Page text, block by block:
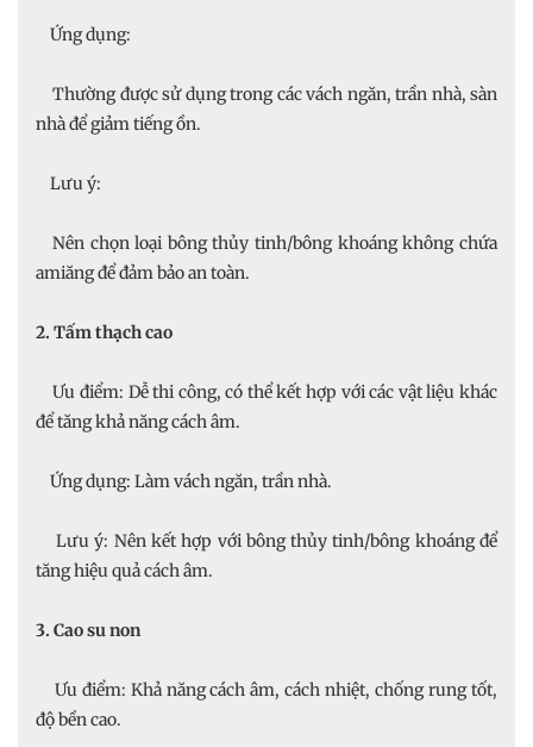
Ứng dụng:
Thường được sử dụng trong các vách ngăn, trần nhà, sàn
nhà để giảm tiếng ồn.
Lưu ý:
Nên chọn loại bông thủy tinh/bông khoáng không chứa
amiăng để đảm bảo an toàn.
2. Tấm thạch cao
Ưu điểm: Dễ thi công, có thể kết hợp với các vật liệu khác
để tăng khả năng cách âm.
Ứng dụng: Làm vách ngăn, trần nhà.
Lưu ý: Nên kết hợp với bông thủy tinh/bông khoáng để
tăng hiệu quả cách âm.
3. Cao su non
Ưu điểm: Khả năng cách âm, cách nhiệt, chống rung tốt,
độ bền cao.